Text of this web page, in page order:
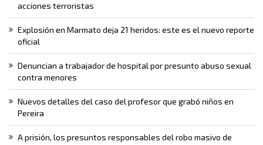
acciones terroristas
Explosión en Marmato deja 21 heridos: este es el nuevo reporte
oficial
Denuncian a trabajador de hospital por presunto abuso sexual
contra menores
Nuevos detalles del caso del profesor que grabó niños en
Pereira
A prisión, los presuntos responsables del robo masivo de